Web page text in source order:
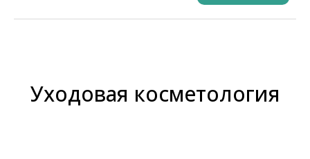
Уходовая косметология